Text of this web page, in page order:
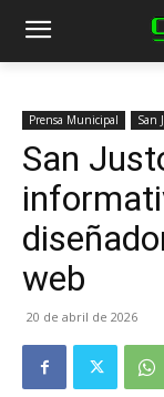
Prensa Municipal San
San
web
20 de abril de 2026